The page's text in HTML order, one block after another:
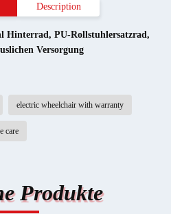
Description
Hinterrad, PU-Rollstuhlersatzrad,
Versorgung
electric wheelchair with warranty
care
Produkte